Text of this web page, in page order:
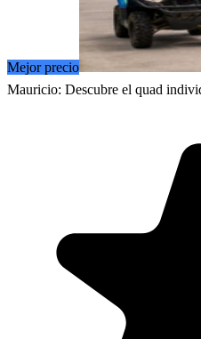
Mejor precio
Mauricio: Descubre el quad